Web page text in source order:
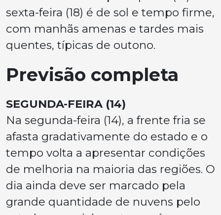
sexta-feira (18) é de sol e tempo firme,
com manhãs amenas e tardes mais
quentes, típicas de outono.
Previsão completa
SEGUNDA-FEIRA (14)
Na segunda-feira (14), a frente fria se
afasta gradativamente do estado e o
tempo volta a apresentar condições
de melhoria na maioria das regiões. O
dia ainda deve ser marcado pela
grande quantidade de nuvens pelo